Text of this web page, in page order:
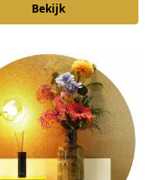
Bekijk